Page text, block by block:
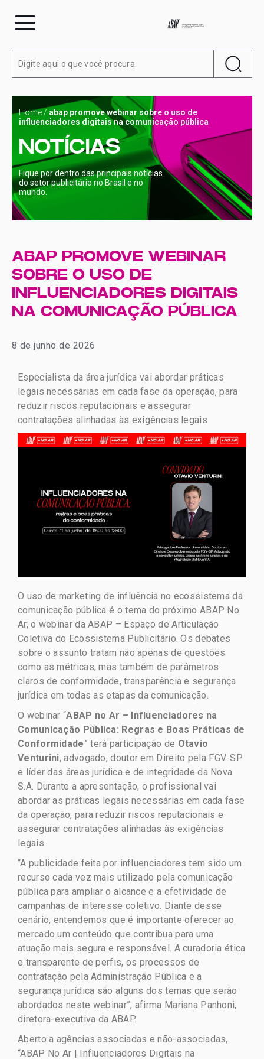
Home / abap promove webinar sobre o uso de
influenciadores digitais na comunicação pública
NOTÍCIAS
Fique por dentro das principais notícias
do setor publicitário no Brasil e no
mundo.
ABAP PROMOVE WEBINAR
SOBRE O USO DE
INFLUENCIADORES DIGITAIS
NA COMUNICAÇÃO PÚBLICA
8 de junho de 2026
Especialista da área jurídica vai abordar práticas
legais necessárias em cada fase da operação, para
reduzir riscos reputacionais e assegurar
contratações alinhadas às exigências legais
O uso de marketing de influência no ecossistema da
comunicação pública é o tema do próximo ABAP No
Ar, o webinar da ABAP – Espaço de Articulação
Coletiva do Ecossistema Publicitário. Os debates
sobre o assunto tratam não apenas de questões
como as métricas, mas também de parâmetros
claros de conformidade, transparência e segurança
jurídica em todas as etapas da comunicação.
O webinar “ABAP no Ar – Influenciadores na
Comunicação Pública: Regras e Boas Práticas de
Conformidade” terá participação de Otavio
Venturini, advogado, doutor em Direito pela FGV-SP
e líder das áreas jurídica e de integridade da Nova
S.A. Durante a apresentação, o profissional vai
abordar as práticas legais necessárias em cada fase
da operação, para reduzir riscos reputacionais e
assegurar contratações alinhadas às exigências
legais.
“A publicidade feita por influenciadores tem sido um
recurso cada vez mais utilizado pela comunicação
pública para ampliar o alcance e a efetividade de
campanhas de interesse coletivo. Diante desse
cenário, entendemos que é importante oferecer ao
mercado um conteúdo que contribua para uma
atuação mais segura e responsável. A curadoria ética
e transparente de perfis, os processos de
contratação pela Administração Pública e a
segurança jurídica são alguns dos temas que serão
abordados neste webinar”, afirma Mariana Panhoni,
diretora-executiva da ABAP.
Aberto a agências associadas e não-associadas,
“ABAP No Ar | Influenciadores Digitais na